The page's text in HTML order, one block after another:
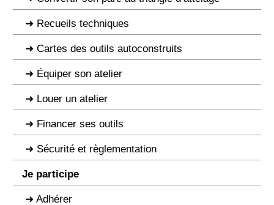
Recueils techniques
Cartes des outils autoconstruits
Équiper son atelier
Louer un atelier
Financer ses outils
Sécurité et règlementation
Je participe
Adhérer